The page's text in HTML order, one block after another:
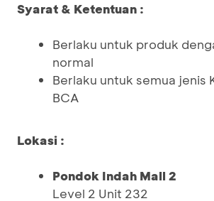
Syarat & Ketentuan :
Berlaku untuk produk
normal
Berlaku untuk semua jenis
BCA
Lokasi :
Pondok Indah Mall 2
Level 2 Unit 232